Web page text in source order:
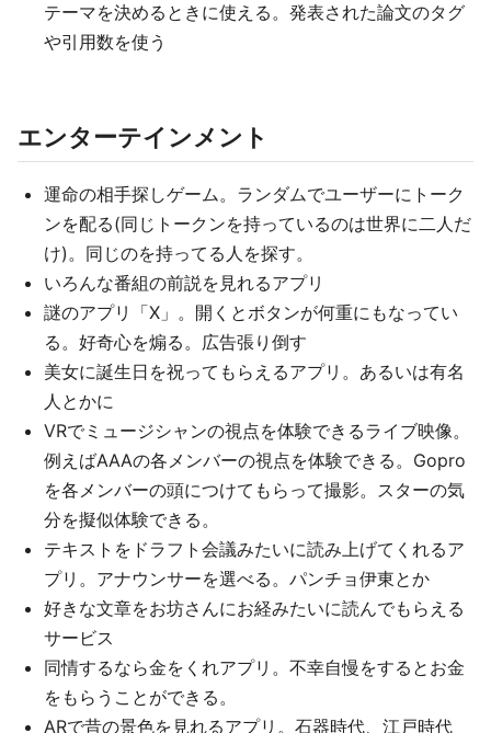
テーマを決めるときに使える。発表された論文のタグ
や引用数を使う
エンターテインメント
運命の相手探しゲーム。ランダムでユーザーにトーク
ンを配る(同じトークンを持っているのは世界に二人だ
け)。同じのを持ってる人を探す。
いろんな番組の前説を見れるアプリ
謎のアプリ「X」。開くとボタンが何重にもなってい
る。好奇心を煽る。広告張り倒す
美女に誕生日を祝ってもらえるアプリ。あるいは有名
人とかに
VRでミュージシャンの視点を体験できるライブ映像。
例えばAAAの各メンバーの視点を体験できる。Gopro
を各メンバーの頭につけてもらって撮影。スターの気
分を擬似体験できる。
テキストをドラフト会議みたいに読み上げてくれるア
プリ。アナウンサーを選べる。パンチョ伊東とか
好きな文章をお坊さんにお経みたいに読んでもらえる
サービス
同情するなら金をくれアプリ。不幸自慢をするとお金
をもらうことができる。
ARで昔の景色を見れるアプリ。石器時代、江戸時代